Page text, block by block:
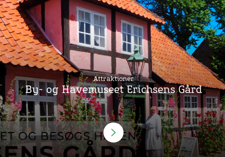
Attraktioner
By- og Havemuseet Erichsens Gård